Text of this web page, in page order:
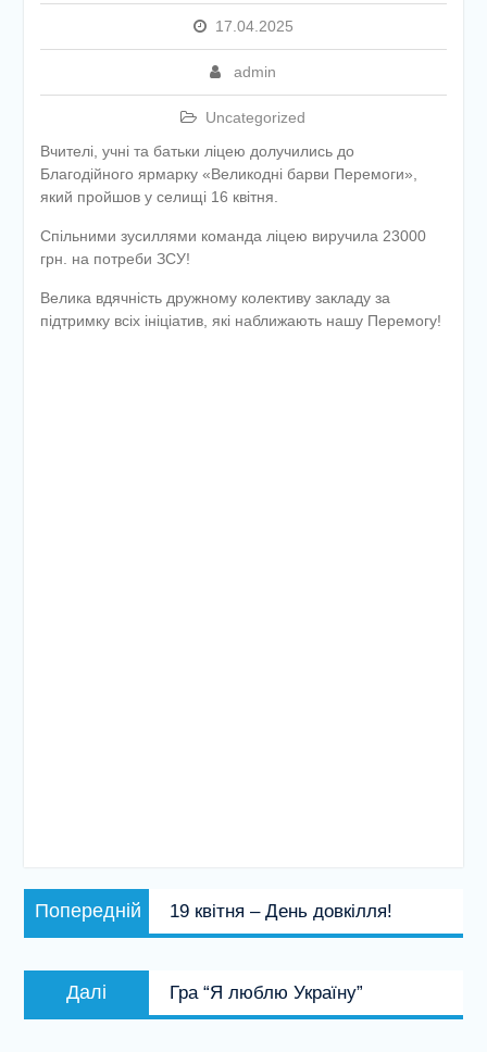
дитячо-юнацької
«Сокіл» («Джура»)
проведено підсумкову
педагогічну раду
17.04.2025
admin
Uncategorized
Вчителі, учні та батьки ліцею долучились до
Благодійного ярмарку «Великодні барви Перемоги»,
який пройшов у селищі 16 квітня.
Спільними зусиллями команда ліцею виручила 23000
грн. на потреби ЗСУ!
Велика вдячність дружному колективу закладу за
підтримку всіх ініціатив, які наближають нашу Перемогу!
Навігація
записів
Попередній
запис:
19 квітня – День довкілля!
Далі
запис:
Гра “Я люблю Україну”